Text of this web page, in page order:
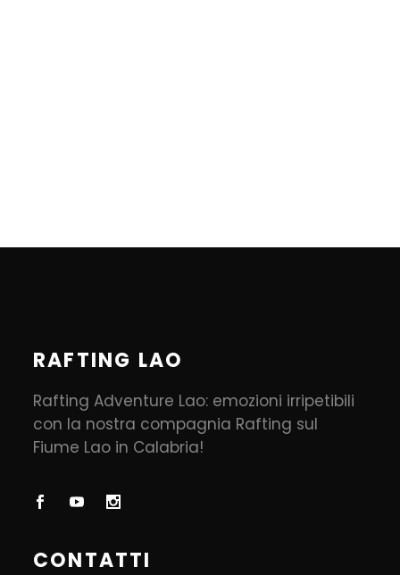
RAFTING LAO
Rafting Adventure Lao: emozioni irripetibili
con la nostra compagnia Rafting sul
Fiume Lao in Calabria!
CONTATTI